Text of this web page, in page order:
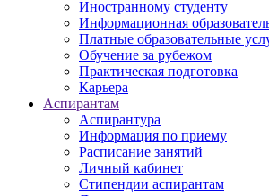
Иностранному студенту
Информационная
Платные образовательные
Обучение за рубежом
Практическая подготовка
Карьера
Аспирантам
Аспирантура
Информация по приему
Расписание занятий
Личный кабинет
Стипендии аспирантам